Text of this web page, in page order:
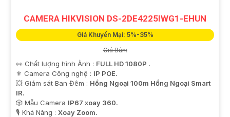
CAMERA HIKVISION DS-2DE4225IWG1-EHUN
Giá Khuyến Mại: 5%-35%
Giá Bán:
👀 Chất lượng hình Ảnh : FULL HD 1080P .
⚜️ Camera Công nghệ : IP POE.
💥 Giám sát Ban Đêm : Hồng Ngoại 100m Hồng Ngoại Smart
IR.
🎲 Mẫu Camera IP67 xoay 360.
️🎙 Khả Năng : Xoay Zoom.